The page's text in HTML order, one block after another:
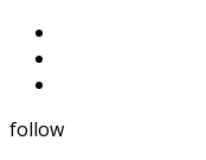
follow